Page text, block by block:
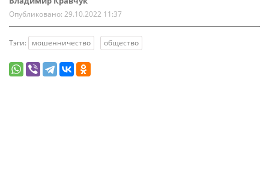
Опубликовано: 29.10.2022 11:37
Тэги: мошенничество общество